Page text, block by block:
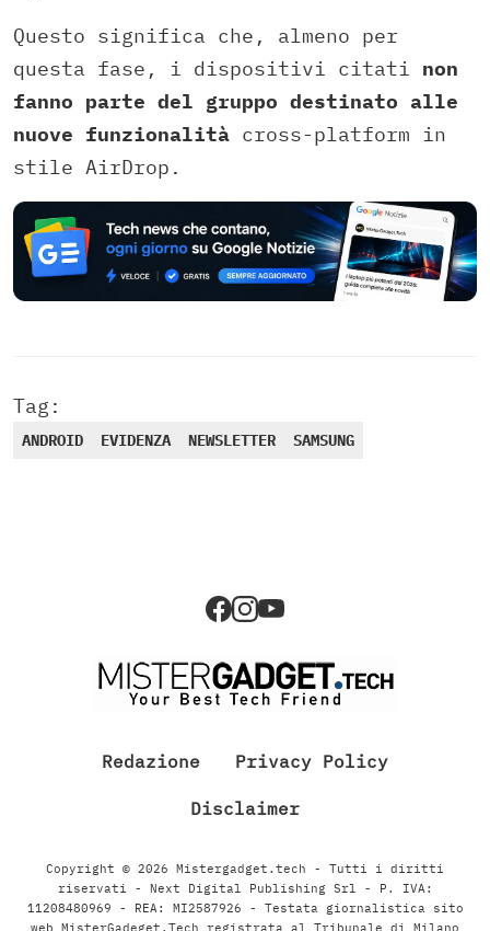
Questo significa che, almeno per
questa fase, i dispositivi citati non
fanno parte del gruppo destinato alle
nuove funzionalità cross-platform in
stile AirDrop.
Tag:
ANDROID EVIDENZA NEWSLETTER SAMSUNG
Redazione Privacy Policy
Disclaimer
Copyright © 2026 Mistergadget.tech - Tutti i diritti
riservati - Next Digital Publishing Srl - P. IVA:
11208480969 - REA: MI2587926 - Testata giornalistica sito
web MisterGadeget.Tech registrata al Tribunale di Milano